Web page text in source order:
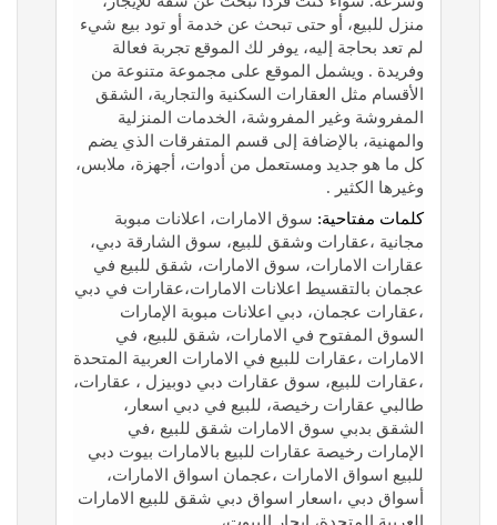
منزل للبيع، أو حتى تبحث عن خدمة أو تود بيع شيء
لم تعد بحاجة إليه، يوفر لك الموقع تجربة فعالة
وفريدة . ويشمل الموقع على مجموعة متنوعة من
الأقسام مثل العقارات السكنية والتجارية، الشقق
المفروشة وغير المفروشة، الخدمات المنزلية
والمهنية، بالإضافة إلى قسم المتفرقات الذي يضم
كل ما هو جديد ومستعمل من أدوات، أجهزة، ملابس،
وغيرها الكثير .
كلمات مفتاحية: سوق الامارات، اعلانات مبوبة
مجانية ،عقارات وشقق للبيع، سوق الشارقة دبي،
عقارات الامارات، سوق الامارات، شقق للبيع في
عجمان بالتقسيط اعلانات الامارات،عقارات في دبي
،عقارات عجمان، دبي اعلانات مبوبة الإمارات
السوق المفتوح في الامارات، شقق للبيع، في
الامارات ،عقارات للبيع في الامارات العربية المتحدة
،عقارات للبيع، سوق عقارات دبي دوبيزل ، عقارات،
طالبي عقارات رخيصة، للبيع في دبي اسعار،
الشقق بدبي سوق الامارات شقق للبيع ،في
الإمارات رخيصة عقارات للبيع بالامارات بيوت دبي
للبيع اسواق الامارات ،عجمان اسواق الامارات،
أسواق دبي ،اسعار اسواق دبي شقق للبيع الامارات